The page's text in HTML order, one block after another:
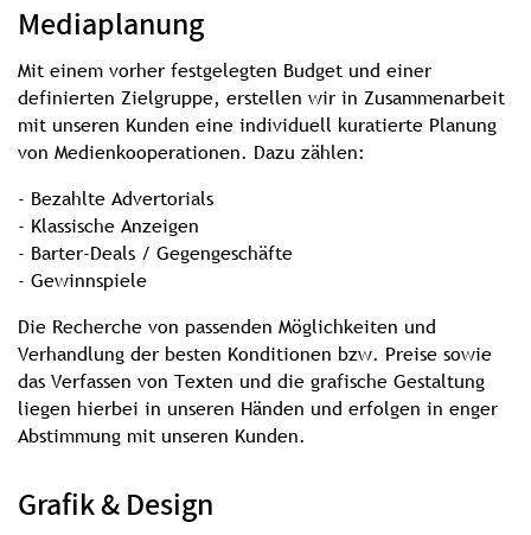
Mediaplanung
Mit einem vorher festgelegten Budget und einer
definierten Zielgruppe, erstellen wir in Zusammenarbeit
mit unseren Kunden eine individuell kuratierte Planung
von Medienkooperationen. Dazu zählen:
- Bezahlte Advertorials
- Klassische Anzeigen
- Barter-Deals / Gegengeschäfte
- Gewinnspiele
Die Recherche von passenden Möglichkeiten und
Verhandlung der besten Konditionen bzw. Preise sowie
das Verfassen von Texten und die grafische Gestaltung
liegen hierbei in unseren Händen und erfolgen in enger
Abstimmung mit unseren Kunden.
Grafik & Design